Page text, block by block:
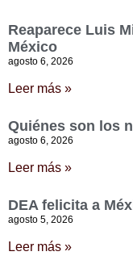
Reaparece Luis
México
agosto 6, 2026
Leer más »
Quiénes son los
agosto 6, 2026
Leer más »
DEA felicita a
agosto 5, 2026
Leer más »